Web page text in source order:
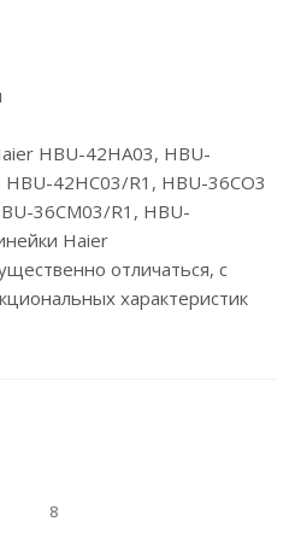
HBU-42HA03, HBU-
42HC03/R1, HBU-36CO3
36CM03/R1, HBU-
Haier
отличаться, с
характеристик
8